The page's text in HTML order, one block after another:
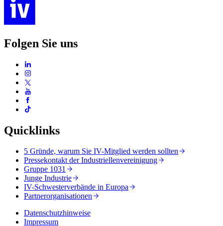
Folgen Sie uns
Quicklinks
5 Gründe, warum Sie IV-Mitglied werden sollten
Pressekontakt der Industriellenvereinigung
Gruppe 1031
Junge Industrie
IV-Schwesterverbände in Europa
Partnerorganisationen
Datenschutzhinweise
Impressum